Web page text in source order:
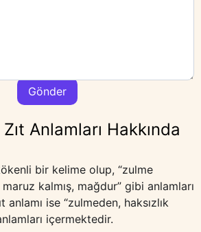
Anlamları Hakkında
bir kelime olup, “zulme
maruz kalmış, mağdur” gibi anlamları
ise “zulmeden, haksızlık
içermektedir.